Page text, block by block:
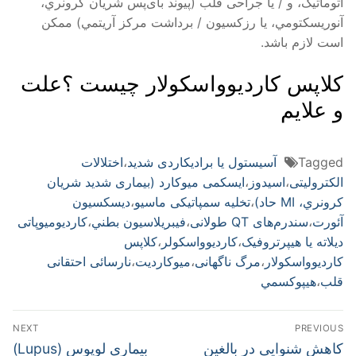
آنوريسکتومي، يا رزکسيون / برداشت مرکز آريتمي) ممکن
است لازم باشد.
کلاپس کارديوواسکولار چیست ؟علت
و علایم
Tagged آسيستول يا براديکاردى شديد،اختلالات
الکتروليتى،اسيدوز ،ايسکمى ميوکارد (بيمارى شديد شريان
کرونري، MI حاد)
،تخليه سمپاتيکى ماسيو،ديسکسيون
آئورت،سندرم‌هاى QT طولانى ،فيبريلاسيون بطني،کارديوميوپاتى
ديلاته يا هيپرتروفيک،کارديوواسکولر ،کلاپس
کارديوواسکولار ،مرگ ناگهانى،ميوکارديت،نارسائى احتقانى
قلب،هيپوکسمي
راهبری
نوشته
PREVIOUS
Previous
کاهش شنوایی در بالغین
NEXT
Next بیماری لوپوس (Lupus)